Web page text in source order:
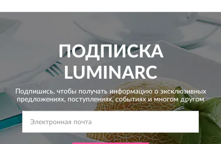
ПОДПИСКА
LUMINARC
Подпишись, чтобы получать информацию о эксклюзивных
предложениях, поступлениях, событиях и многом другом